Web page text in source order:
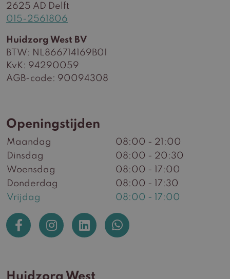
2625 AD Delft
015-2561806
Huidzorg West BV
BTW: NL866714169B01
KvK: 94290059
AGB-code: 90094308
Openingstijden
Maandag
08:00 - 21:00
Dinsdag
08:00 - 20:30
Woensdag
08:00 - 17:00
Donderdag
08:00 - 17:30
Vrijdag
08:00 - 17:00